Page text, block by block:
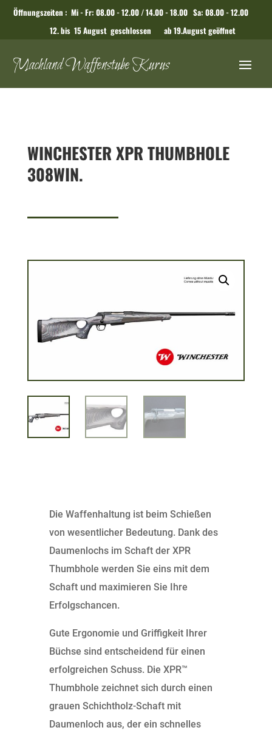
Öffnungszeiten : Mi - Fr: 08.00 - 12.00 / 14.00 - 18.00 Sa: 08.00 - 12.00
12. bis 15 August geschlossen ab 19.August geöffnet
Machland Waffenstube Kurus
WINCHESTER XPR THUMBHOLE
308WIN.
Die Waffenhaltung ist beim Schießen
von wesentlicher Bedeutung. Dank des
Daumenlochs im Schaft der XPR
Thumbhole werden Sie eins mit dem
Schaft und maximieren Sie Ihre
Erfolgschancen.
Gute Ergonomie und Griffigkeit Ihrer
Büchse sind entscheidend für einen
erfolgreichen Schuss. Die XPR™
Thumbhole zeichnet sich durch einen
grauen Schichtholz-Schaft mit
Daumenloch aus, der ein schnelles